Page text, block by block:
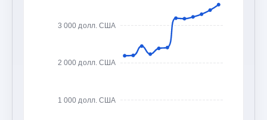
1 000 долл. США
2 000 долл. США
3 000 долл. США